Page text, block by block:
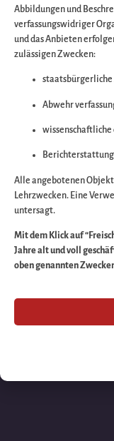
Wir
Abbildungen und
verfassungswidriger
und das Anbieten
zulässigen Zwecken:
Abwehr
wissenschaftliche
Berichterstattung
Alle angebotenen
Lehrzwecken. Eine
untersagt.
Mit dem Klick auf
Jahre alt und voll
oben genannten